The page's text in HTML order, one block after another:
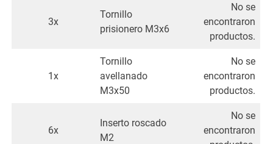
3x
Tornillo
prisionero M3x6
No se
encontraron
productos.
1x
Tornillo
avellanado
M3x50
No se
encontraron
productos.
6x
Inserto roscado
M2
No se
encontraron